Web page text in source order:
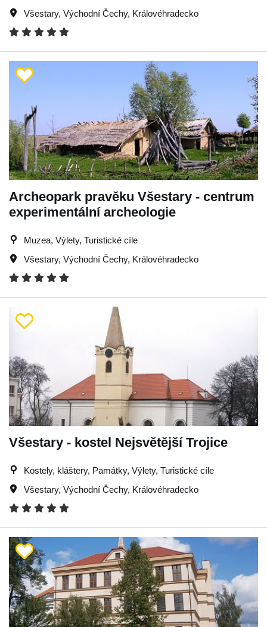
Všestary, Východní Čechy, Královéhradecko
Archeopark pravěku Všestary - centrum
experimentální archeologie
Muzea, Výlety, Turistické cíle
Všestary, Východní Čechy, Královéhradecko
Všestary - kostel Nejsvětější Trojice
Kostely, kláštery, Památky, Výlety, Turistické cíle
Všestary, Východní Čechy, Královéhradecko